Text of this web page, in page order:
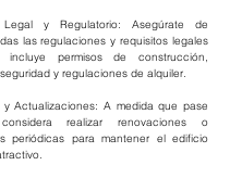
Legal y Regulatorio: Asegúrate de
las regulaciones y requisitos legales
incluye permisos de construcción,
y regulaciones de alquiler.
y Actualizaciones: A medida que pase
realizar renovaciones o
periódicas para mantener el edificio